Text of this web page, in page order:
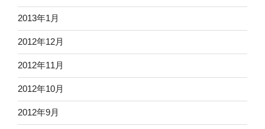
2013年1月
2012年12月
2012年11月
2012年10月
2012年9月